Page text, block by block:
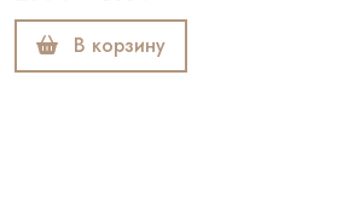
В корзину